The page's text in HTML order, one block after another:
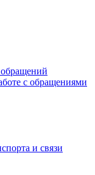
с обращениями
и связи